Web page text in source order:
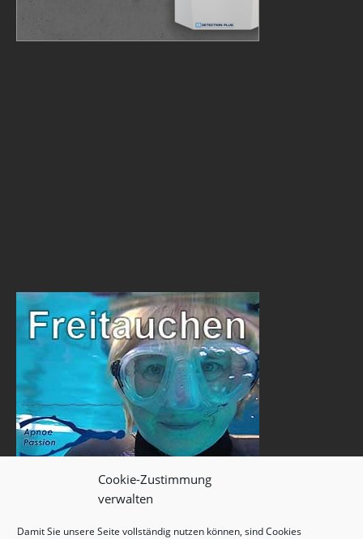
Cookie-Zustimmung
verwalten
Damit Sie unsere Seite vollständig nutzen können, sind Cookies